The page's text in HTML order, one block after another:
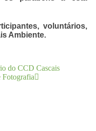
voluntários,
Ambiente.
do CCD Cascais
Fotografia